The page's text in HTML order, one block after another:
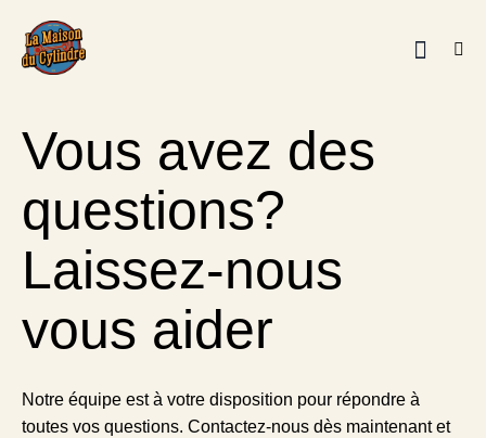
Vous avez des
questions?
Laissez-nous
vous aider
Notre équipe est à votre disposition pour répondre à
toutes vos questions. Contactez-nous dès maintenant et